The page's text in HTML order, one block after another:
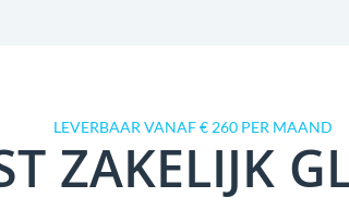
LEVERBAAR VANAF € 260 PER MAAND
ZAKELIJK